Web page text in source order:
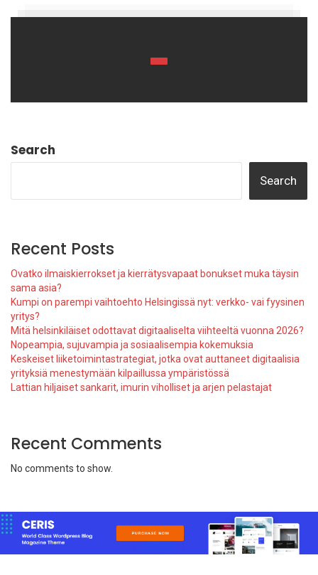
Search
Search
Recent Posts
Ovatko ilmaiskierrokset ja kierrätysvapaat bonukset muka täysin
sama asia?
Kumpi on parempi vaihtoehto Helsingissä nyt: verkko- vai fyysinen
yritys?
Mitä helsinkiläiset odottavat digitaaliselta viihteeltä vuonna 2026?
Nopeampia, sujuvampia ja sosiaalisempia kokemuksia
Keskeiset liiketoimintastrategiat, jotka ovat auttaneet digitaalisia
yrityksiä menestymään kilpaillussa ympäristössä
Lattian hiljaiset sankarit, imurin viholliset ja arjen pelastajat
Recent Comments
No comments to show.